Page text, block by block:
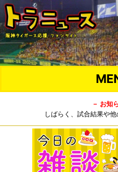
－ お知
しばらく、試合結果や